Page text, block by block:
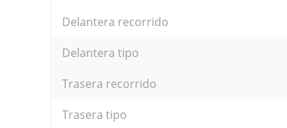
Delantera recorrido
Delantera tipo
Trasera recorrido
Trasera tipo